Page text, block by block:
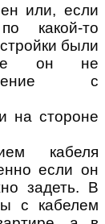
или, если
какой-то
были
он не
с
на стороне
кабеля
если он
задеть. В
с кабелем